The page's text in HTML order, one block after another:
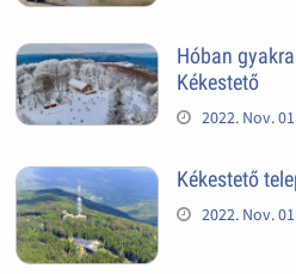
Hóban
Kékestető
2022. Nov.
Kékestető
2022. Nov.